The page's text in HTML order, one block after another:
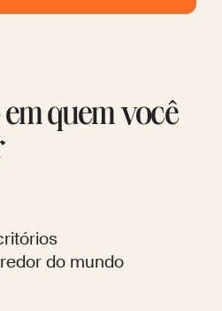
quem você
do mundo